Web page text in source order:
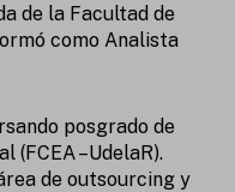
de la Facultad de
como Analista
posgrado de
(FCEA –UdelaR).
de outsourcing y